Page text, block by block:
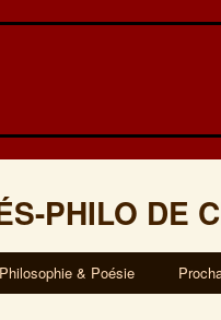
PHILO DE
Philosophie & Poésie